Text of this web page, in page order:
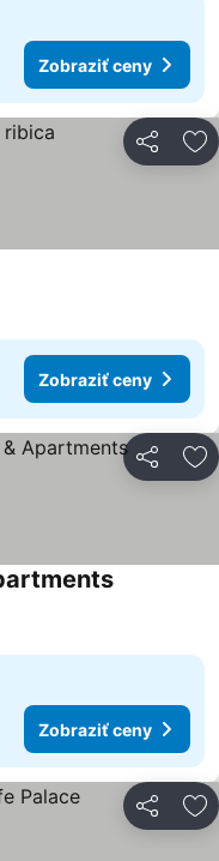
Zobraziť ceny
Zdieľať
Zobraziť ceny
Zdieľať
Zobraziť ceny
Zdieľať